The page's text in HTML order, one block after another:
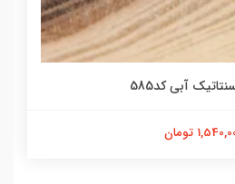
آبی کد585
تومان